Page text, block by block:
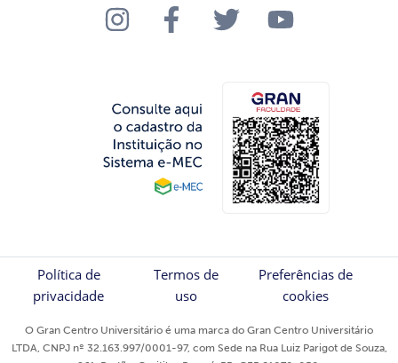
Política de
privacidade
Termos de
uso
Preferências de
cookies
O Gran Centro Universitário é uma marca do Gran Centro Universitário
LTDA, CNPJ nº 32.163.997/0001-97, com Sede na Rua Luiz Parigot de Souza,